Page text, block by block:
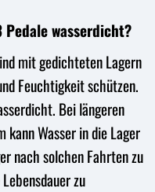
Pedale wasserdicht?
mit gedichteten Lagern
Feuchtigkeit schützen.
Bei längeren
kann Wasser in die Lager
nach solchen Fahrten zu
zu